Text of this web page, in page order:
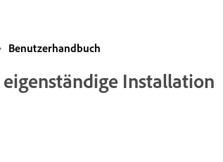
Benutzerhandbuch
Installation